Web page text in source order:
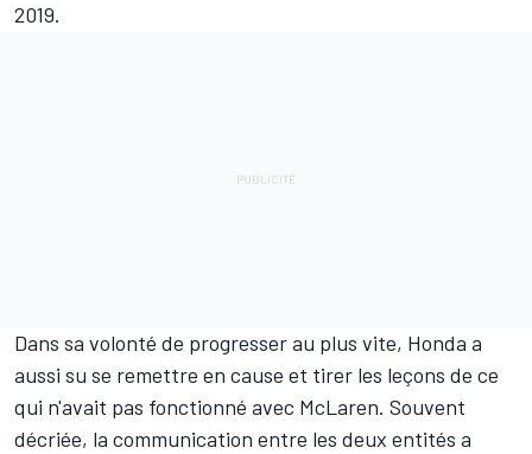
2019.
Dans sa volonté de progresser au plus vite, Honda a
aussi su se remettre en cause et tirer les leçons de ce
qui n'avait pas fonctionné avec McLaren. Souvent
décriée, la communication entre les deux entités a